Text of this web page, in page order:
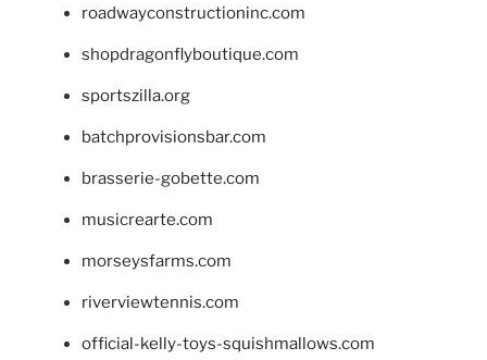
roadwayconstructioninc.com
shopdragonflyboutique.com
sportszilla.org
batchprovisionsbar.com
brasserie-gobette.com
musicrearte.com
morseysfarms.com
riverviewtennis.com
official-kelly-toys-squishmallows.com